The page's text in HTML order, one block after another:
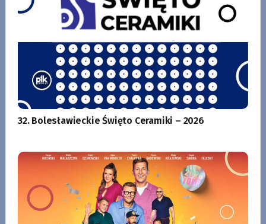
32. Bolesławieckie Święto Ceramiki – 2026